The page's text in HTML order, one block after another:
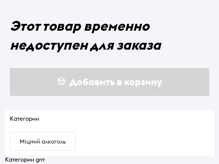
Этот товар временно
недоступен для заказа
Добавить в корзину
Категории
Міцний алкоголь
Категории grrr